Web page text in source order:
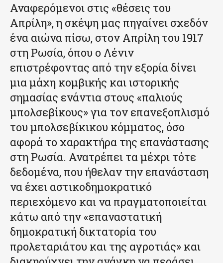
Αναφερόμενοι στις «θέσεις του
Απρίλη», η σκέψη μας πηγαίνει σχεδόν
ένα αιώνα πίσω, στον Απρίλη του 1917
στη Ρωσία, όπου ο Λένιν
επιστρέφοντας από την εξορία δίνει
μια μάχη κομβικής και ιστορικής
σημασίας ενάντια στους «παλιούς
μπολσεβίκους» για τον επανεξοπλισμό
του μπολσεβίκικου κόμματος, όσο
αφορά το χαρακτήρα της επανάστασης
στη Ρωσία. Ανατρέπει τα μέχρι τότε
δεδομένα, που ήθελαν την επανάσταση
να έχει αστικοδημοκρατικό
περιεχόμενο και να πραγματοποιείται
κάτω από την «επαναστατική
δημοκρατική δικτατορία του
προλεταριάτου και της αγροτιάς» και